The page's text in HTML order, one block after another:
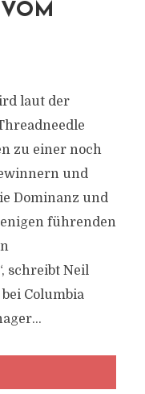
laut der
zu einer noch
und
Dominanz und
führenden
schreibt Neil
Columbia